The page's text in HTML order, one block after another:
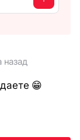
назад
😁